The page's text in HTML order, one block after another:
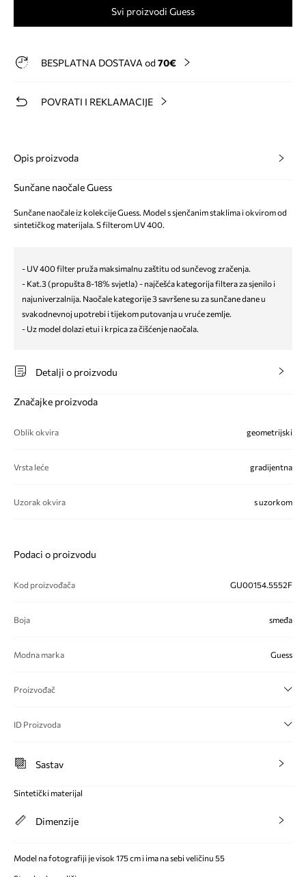
Svi proizvodi Guess
BESPLATNA DOSTAVA od 70€
POVRATI I REKLAMACIJE
Opis proizvoda
Sunčane naočale Guess
Sunčane naočale iz kolekcije Guess. Model s sjenčanim staklima i okvirom od
sintetičkog materijala. S filterom UV 400.
- UV 400 filter pruža maksimalnu zaštitu od sunčevog zračenja.
- Kat.3 (propušta 8-18% svjetla) - najčešća kategorija filtera za sjenilo i
najuniverzalnija. Naočale kategorije 3 savršene su za sunčane dane u
svakodnevnoj upotrebi i tijekom putovanja u vruće zemlje.
- Uz model dolazi etui i krpica za čišćenje naočala.
Detalji o proizvodu
Značajke proizvoda
Oblik okvira geometrijski
Vrsta leće gradijentna
Uzorak okvira s uzorkom
Podaci o proizvodu
Kod proizvođača GU00154.5552F
Boja smeđa
Modna marka Guess
Proizvođač
ID Proizvoda
Sastav
Sintetički materijal
Dimenzije
Model na fotografiji je visok 175 cm i ima na sebi veličinu 55